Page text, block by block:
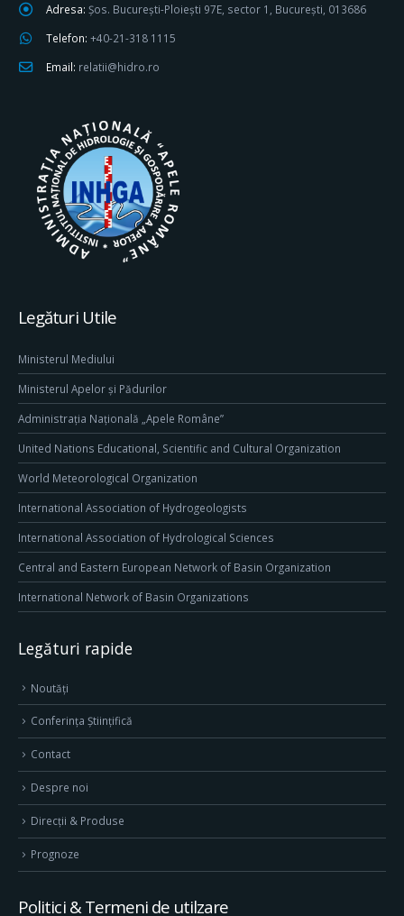
Adresa: Șos. București-Ploiești 97E, sector 1, București, 013686
Telefon: +40-21-318 1115
Email: relatii@hidro.ro
Legături Utile
Ministerul Mediului
Ministerul Apelor și Pădurilor
Administrația Națională „Apele Române”
United Nations Educational, Scientific and Cultural Organization
World Meteorological Organization
International Association of Hydrogeologists
International Association of Hydrological Sciences
Central and Eastern European Network of Basin Organization
International Network of Basin Organizations
Legături rapide
Noutăți
Conferința Științifică
Contact
Despre noi
Direcţii & Produse
Prognoze
Politici & Termeni de utilzare